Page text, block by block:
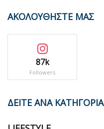
ΑΚΟΛΟΥΘΗΣΤΕ ΜΑΣ
87k
Followers
ΔΕΙΤΕ ΑΝΑ ΚΑΤΗΓΟΡΙΑ